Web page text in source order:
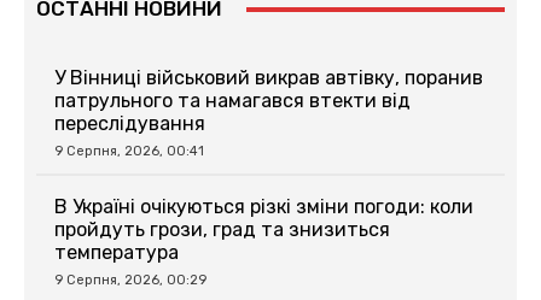
ОСТАННІ НОВИНИ
У Вінниці військовий викрав автівку, поранив
патрульного та намагався втекти від
переслідування
9 Серпня, 2026, 00:41
В Україні очікуються різкі зміни погоди: коли
пройдуть грози, град та знизиться
температура
9 Серпня, 2026, 00:29